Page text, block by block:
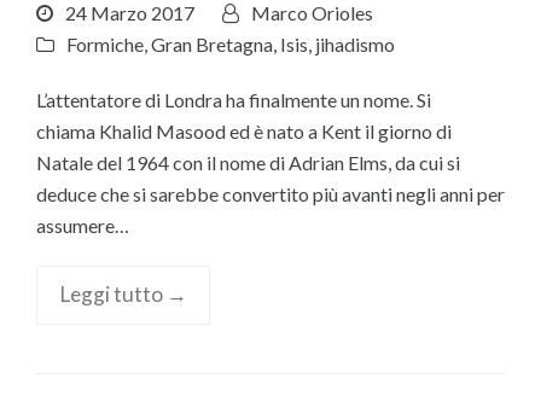
24 Marzo 2017
Marco Orioles
Formiche,Gran Bretagna, Isis, jihadismo
L’attentatore di Londra ha finalmente un nome. Si
chiama Khalid Masood ed è nato a Kent il giorno di
Natale del 1964 con il nome di Adrian Elms, da cui si
deduce che si sarebbe convertito più avanti negli anni per
assumere…
Leggi tutto →